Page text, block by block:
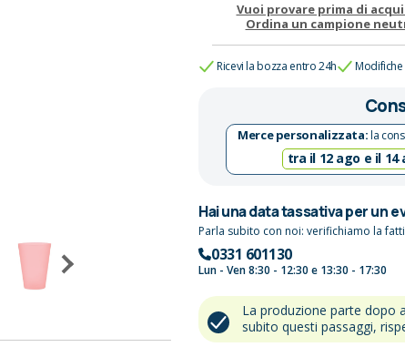
Vuoi provare prima di
Ordina un campione
Ricevi la bozza entro 24h
Merce personalizzata:la
tra il 12 ago e il 14
Hai una data tassativa per un
Parla subito con noi: verifichiamo la
0331 601130
Lun - Ven 8:30 - 12:30 e 13:30 - 17:30
La produzione parte dopo
subito questi passaggi,